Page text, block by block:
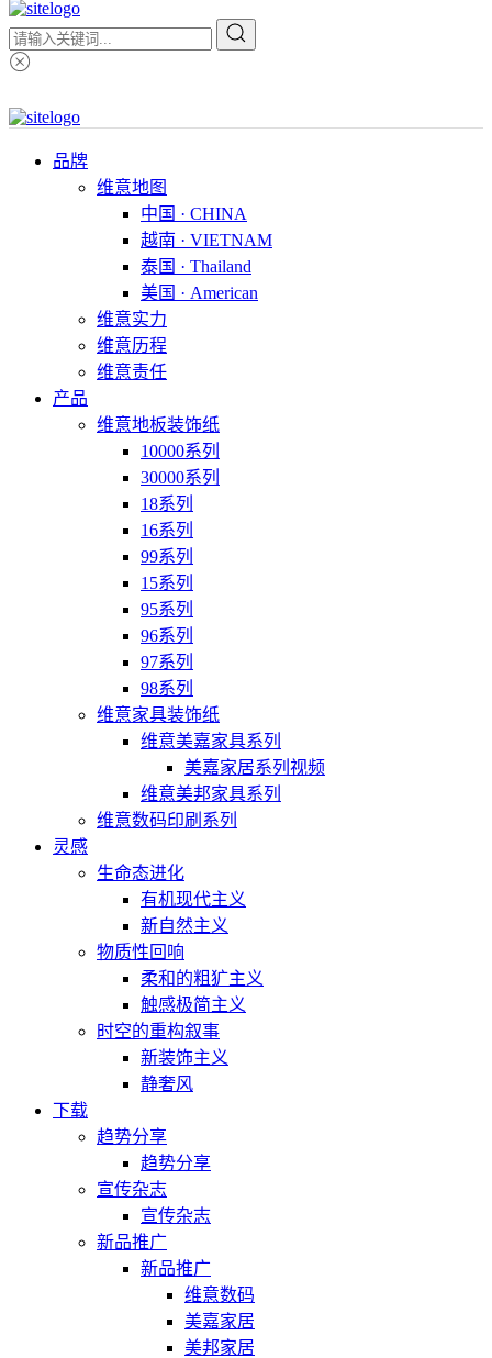
品牌
维意地图
中国 · CHINA
越南 · VIETNAM
泰国 · Thailand
美国 · American
维意实力
维意历程
维意责任
产品
维意地板装饰纸
10000系列
30000系列
18系列
16系列
99系列
15系列
95系列
96系列
97系列
98系列
维意家具装饰纸
维意美嘉家具系列
美嘉家居系列视频
维意美邦家具系列
维意数码印刷系列
灵感
生命态进化
有机现代主义
新自然主义
物质性回响
柔和的粗犷主义
触感极简主义
时空的重构叙事
新装饰主义
静奢风
下载
趋势分享
趋势分享
宣传杂志
宣传杂志
新品推广
新品推广
维意数码
美嘉家居
美邦家居